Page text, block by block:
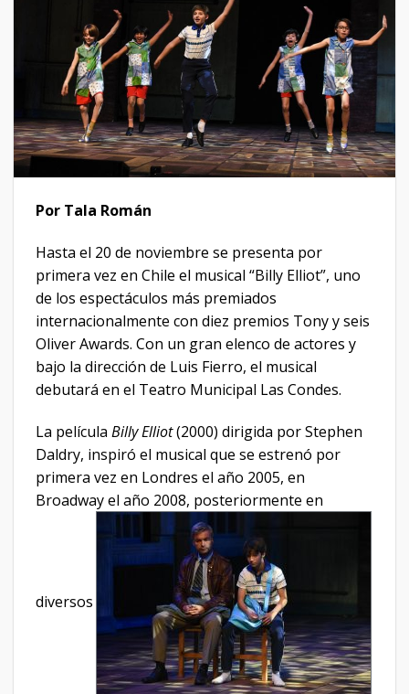
Por Tala Román
Hasta el 20 de noviembre se presenta por
primera vez en Chile el musical “Billy Elliot”, uno
de los espectáculos más premiados
internacionalmente con diez premios Tony y seis
Oliver Awards. Con un gran elenco de actores y
bajo la dirección de Luis Fierro, el musical
debutará en el Teatro Municipal Las Condes.
La película Billy Elliot(2000) dirigida por Stephen
Daldry, inspiró el musical que se estrenó por
primera vez en Londres el año 2005, en
Broadway el año 2008, posteriormente en
diversos